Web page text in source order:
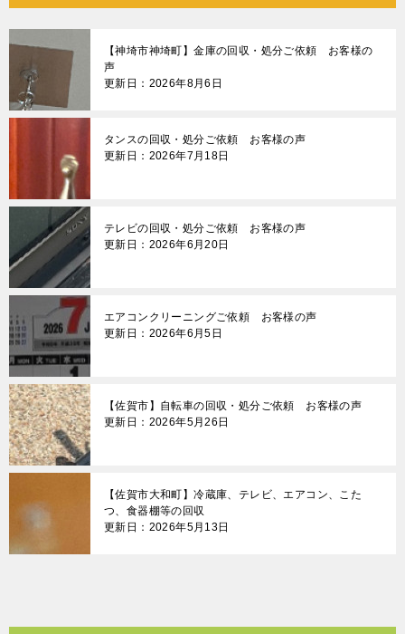
【神埼市神埼町】金庫の回収・処分ご依頼 お客様の
声
更新日：2026年8月6日
タンスの回収・処分ご依頼 お客様の声
更新日：2026年7月18日
テレビの回収・処分ご依頼 お客様の声
更新日：2026年6月20日
エアコンクリーニングご依頼 お客様の声
更新日：2026年6月5日
【佐賀市】自転車の回収・処分ご依頼 お客様の声
更新日：2026年5月26日
【佐賀市大和町】冷蔵庫、テレビ、エアコン、こた
つ、食器棚等の回収
更新日：2026年5月13日